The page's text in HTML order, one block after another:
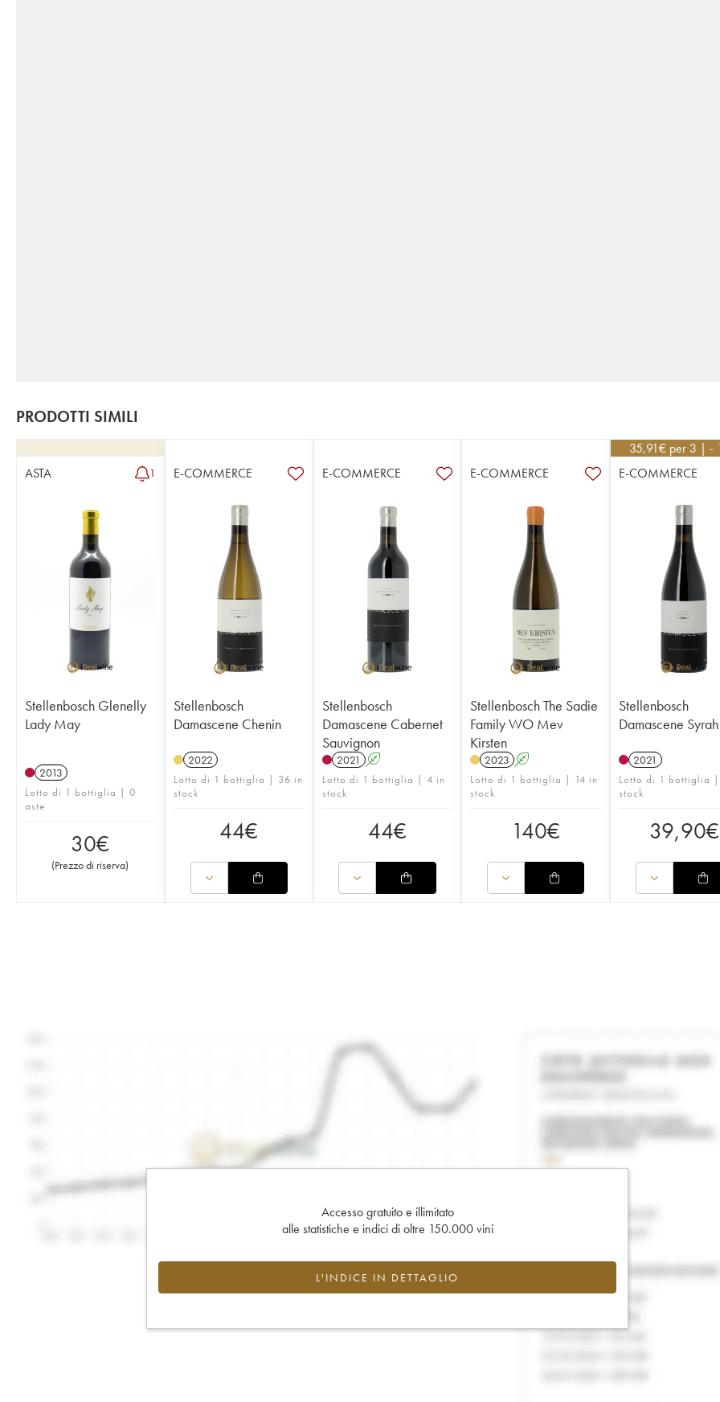
PRODOTTI SIMILI
ASTA 1
Stellenbosch Glenelly
Lady May
2013
Lotto di 1 bottiglia | 0
aste
30€
(Prezzo di riserva)
E-COMMERCE
Stellenbosch
Damascene Chenin
2022
Lotto di 1 bottiglia | 36 in
stock
44€
E-COMMERCE
Stellenbosch
Damascene Cabernet
Sauvignon
2021 A
Lotto di 1 bottiglia | 4 in
stock
44€
E-COMMERCE
Stellenbosch The Sadie
Family WO Mev
Kirsten
2023 A
Lotto di 1 bottiglia | 14 in
stock
140€
35,91€ per 3 | -
E-COMMERCE
Stellenbosch
Damascene Syrah
2021
Lotto di 1 bottiglia
stock
39,90€
Accesso gratuito e illimitato
alle statistiche e indici di oltre 150.000 vini
L'INDICE IN DETTAGLIO